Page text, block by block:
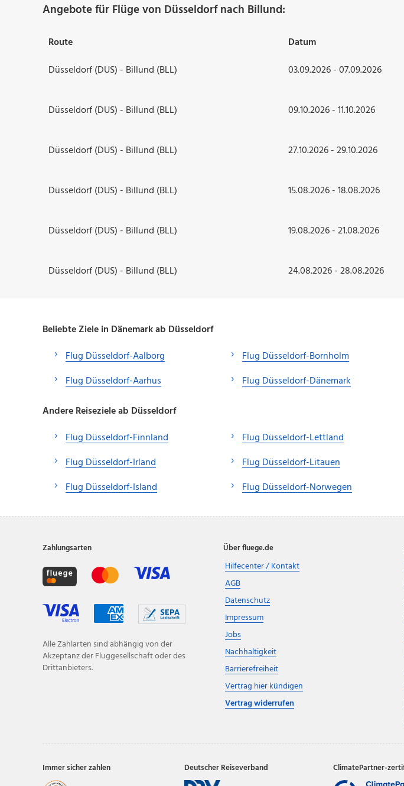
Angebote für Flüge von Düsseldorf nach Billund:
Route Datum
Düsseldorf (DUS) - Billund (BLL)
03.09.2026 - 07.09.2026
Düsseldorf (DUS) - Billund (BLL) 09.10.2026 - 11.10.2026
Düsseldorf (DUS) - Billund (BLL) 27.10.2026 - 29.10.2026
Düsseldorf (DUS) - Billund (BLL) 15.08.2026 - 18.08.2026
Düsseldorf (DUS) - Billund (BLL) 19.08.2026 - 21.08.2026
Düsseldorf (DUS) - Billund (BLL) 24.08.2026 - 28.08.2026
Beliebte Ziele in Dänemark ab Düsseldorf
Flug Düsseldorf-Aalborg
Flug Düsseldorf-Aarhus
Flug Düsseldorf-Bornholm
Flug Düsseldorf-Dänemark
Andere Reiseziele ab Düsseldorf
Flug Düsseldorf-Finnland
Flug Düsseldorf-Irland
Flug Düsseldorf-Island
Flug Düsseldorf-Lettland
Flug Düsseldorf-Litauen
Flug Düsseldorf-Norwegen